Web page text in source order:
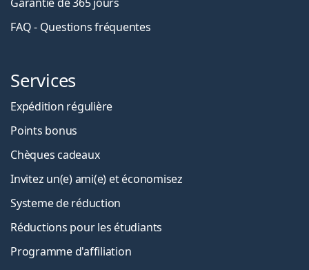
FAQ - Questions fréquentes
Services
Expédition régulière
Points bonus
Chèques cadeaux
Invitez un(e) ami(e) et économisez
Systeme de réduction
Réductions pour les étudiants
Programme d'affiliation